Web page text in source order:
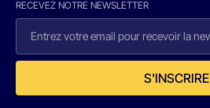
RECEVEZ NOTRE NEWSLETTER
S'INSCRIRE